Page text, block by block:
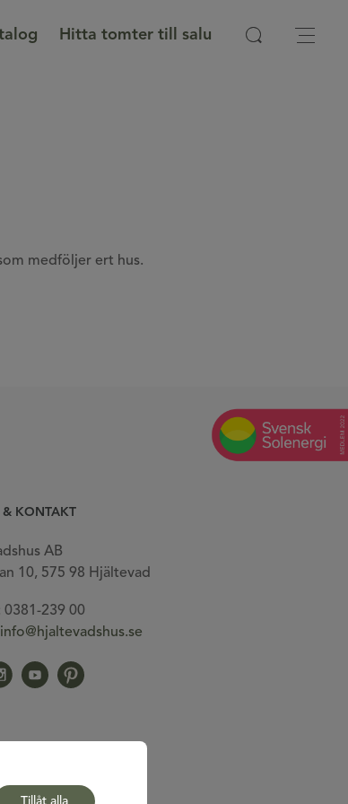
Hitta tomter till salu
medföljer ert hus.
& KONTAKT
AB
10, 575 98 Hjältevad
0381-239 00
info@hjaltevadshus.se
vår facebook
Gå till vår Instagram
Gå till vår Youtube
Gå till vår Pinterest
Tillåt alla